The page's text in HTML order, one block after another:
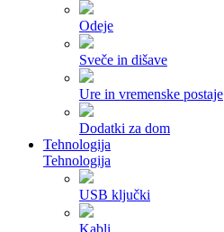
Odeje
Sveče in dišave
Ure in vremenske postaje
Dodatki za dom
Tehnologija
Tehnologija
USB ključki
Kabli